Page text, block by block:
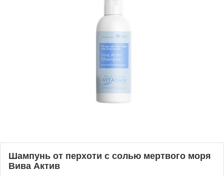
Шампунь от перхоти с солью мертвого моря
Вива Актив